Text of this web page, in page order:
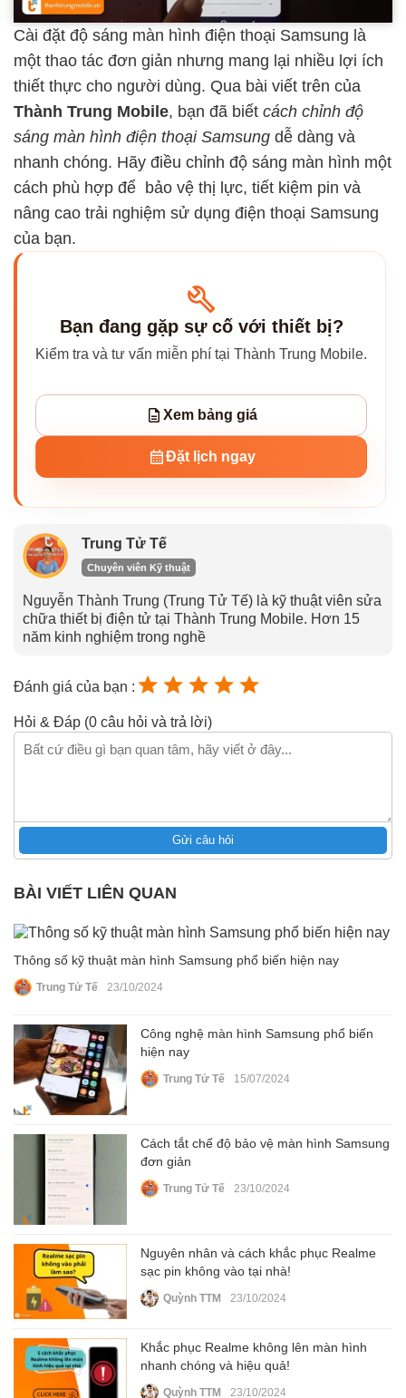
Cài đặt độ sáng màn hình điện thoại Samsung là
một thao tác đơn giản nhưng mang lại nhiều lợi ích
thiết thực cho người dùng. Qua bài viết trên của
Thành Trung Mobile, bạn đã biết cách chỉnh độ
sáng màn hình điện thoại Samsung dễ dàng và
nhanh chóng. Hãy điều chỉnh độ sáng màn hình một
cách phù hợp để bảo vệ thị lực, tiết kiệm pin và
nâng cao trải nghiệm sử dụng điện thoại Samsung
của bạn.
Bạn đang gặp sự cố với thiết bị?
Kiểm tra và tư vấn miễn phí tại Thành Trung Mobile.
Xem bảng giá
Đặt lịch ngay
Trung Tử Tế
Chuyên viên Kỹ thuật
Nguyễn Thành Trung (Trung Tử Tế) là kỹ thuật viên sửa
chữa thiết bị điện tử tại Thành Trung Mobile. Hơn 15
năm kinh nghiệm trong nghề
Đánh giá của bạn :
Hỏi & Đáp (0 câu hỏi và trả lời)
Gửi câu hỏi
BÀI VIẾT LIÊN QUAN
Thông số kỹ thuật màn hình Samsung phổ biến hiện nay
Trung Tử Tế 23/10/2024
Công nghệ màn hình Samsung phổ biến
hiện nay
Trung Tử Tế 15/07/2024
Cách tắt chế độ bảo vệ màn hình Samsung
đơn giản
Trung Tử Tế 23/10/2024
Nguyên nhân và cách khắc phục Realme
sạc pin không vào tại nhà!
Quỳnh TTM 23/10/2024
Khắc phục Realme không lên màn hình
nhanh chóng và hiệu quả!
Quỳnh TTM 23/10/2024